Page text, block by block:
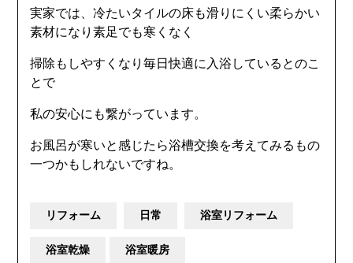
実家では、冷たいタイルの床も滑りにくい柔らかい
素材になり素足でも寒くなく
掃除もしやすくなり毎日快適に入浴しているとのこ
とで
私の安心にも繋がっています。
お風呂が寒いと感じたら浴槽交換を考えてみるもの
一つかもしれないですね。
リフォーム 日常 浴室リフォーム
浴室乾燥 浴室暖房